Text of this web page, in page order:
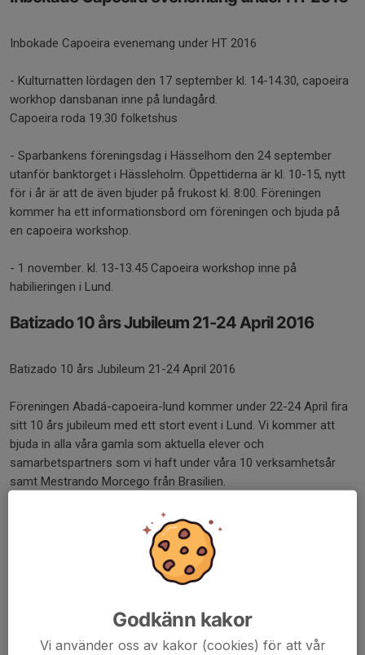
Inbokade Capoeira evenemang under HT 2016
- Kulturnatten lördagen den 17 september kl. 14-14.30, capoeira
workhop dansbanan inne på lundagård.
Capoeira roda 19.30 folketshus
- Sparbankens föreningsdag i Hässelhom den 24 september
utanför banktorget i Hässleholm. Öppettiderna är kl. 10-15, nytt
för i år är att de även bjuder på frukost kl. 8:00. Föreningen
kommer ha ett informationsbord om föreningen och bjuda på
en capoeira workshop.
- 1 november. kl. 13-13.45 Capoeira workshop inne på
habilieringen i Lund.
Batizado 10 års Jubileum 21-24 April 2016
Batizado 10 års Jubileum 21-24 April 2016
Föreningen Abadá-capoeira-lund kommer under 22-24 April fira
sitt 10 års jubileum med ett stort event i Lund. Vi kommer att
bjuda in alla våra gamla som aktuella elever och
samarbetspartners som vi haft under våra 10 verksamhetsår
samt Mestrando Morcego från Brasilien.
Under hela 2016 kommer vi fira detta jubileums år genom
samarbeten med idrottslyftet med skåneidrotten samt
samarbete med lunds kommun genom olika capoeira
workshops, föreläsningar och utbildningar runt om i Skåne.
Sommarlund på turné med Abadá-Capoeira
Godkänn kakor
Vi använder oss av kakor (cookies) för att vår